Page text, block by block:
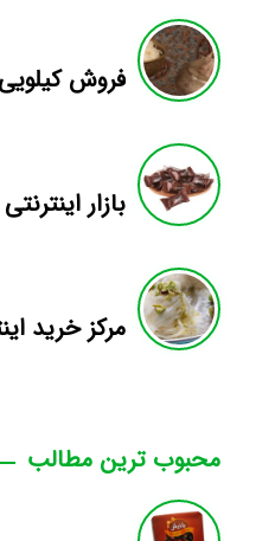
مرکز خرید
محبوب ترین مطالب